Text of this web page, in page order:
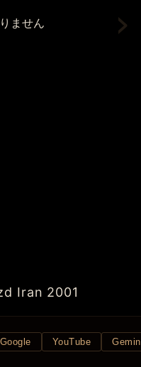
Iran 2001
›
Google YouTube